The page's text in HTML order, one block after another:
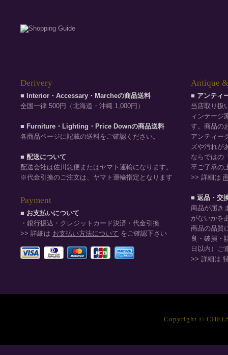
Derivery
■ Interior・Accessary・Marcheの商品送料
全国一律 500円（北海道・沖縄 1,000円）
■ Furniture・Lighting・Price Downの商品送料
各商品ページに記載の送料をご確認ください。
■ 配送について
配送会社は佐川急便またはヤマト運輸になります。
※代金引換のご注文は、ヤマト運輸指定となります
Payment
■ お支払いについて
・銀行振込・クレジットカード決済・代金引換
>> 詳細は お支払い方法について をご確認下さい
Antique
■ アンティ
当店取り扱
ィンテージ
す。商品の
アンティー
ズや汚れが
ならではの
卒ご了承の
>> 詳細は
■ 返品・交
商品が届き
がないかを
商品の品質
良・破損・
日以内）ご
>> 詳細は
Copyright ©